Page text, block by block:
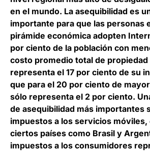
en el mundo. La asequibilidad es
importante para que las personas
pirámide económica adopten
por ciento de la población con
costo promedio total de
representa el 17 por ciento de su
que para el 20 por ciento de
sólo representa el 2 por ciento.
de asequibilidad más importantes
impuestos a los servicios móviles,
ciertos países como Brasil y
impuestos a los consumidores